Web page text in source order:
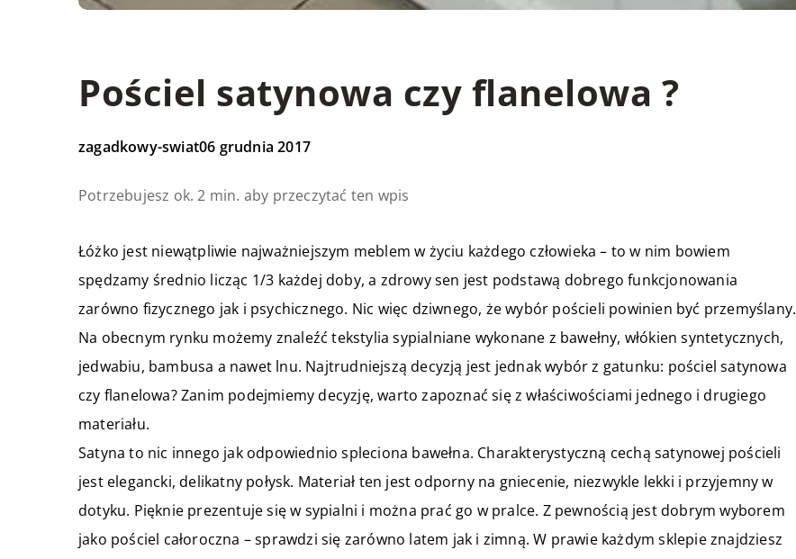
Pościel satynowa czy flanelowa ?
zagadkowy-swiat06 grudnia 2017
Potrzebujesz ok. 2 min. aby przeczytać ten wpis
Łóżko jest niewątpliwie najważniejszym meblem w życiu każdego człowieka – to w nim bowiem
spędzamy średnio licząc 1/3 każdej doby, a zdrowy sen jest podstawą dobrego funkcjonowania
zarówno fizycznego jak i psychicznego. Nic więc dziwnego, że wybór pościeli powinien być przemyślany.
Na obecnym rynku możemy znaleźć tekstylia sypialniane wykonane z bawełny, włókien syntetycznych,
jedwabiu, bambusa a nawet lnu. Najtrudniejszą decyzją jest jednak wybór z gatunku: pościel satynowa
czy flanelowa? Zanim podejmiemy decyzję, warto zapoznać się z właściwościami jednego i drugiego
materiału.
Satyna to nic innego jak odpowiednio spleciona bawełna. Charakterystyczną cechą satynowej pościeli
jest elegancki, delikatny połysk. Materiał ten jest odporny na gniecenie, niezwykle lekki i przyjemny w
dotyku. Pięknie prezentuje się w sypialni i można prać go w pralce. Z pewnością jest dobrym wyborem
jako pościel całoroczna – sprawdzi się zarówno latem jak i zimną. W prawie każdym sklepie znajdziesz